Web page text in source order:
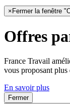
×Fermer la fenêtre
Offres
France Travail
vous proposant plus
En savoir plus
Fermer